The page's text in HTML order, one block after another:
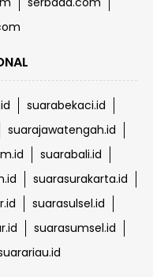
suarabekaci.id
suarajawatengah.id
suarabali.id
suarasurakarta.id
suarasulsel.id
suarasumsel.id